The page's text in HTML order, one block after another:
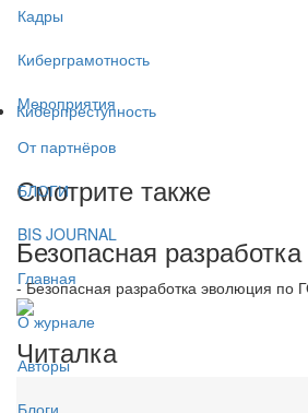
Кадры
Киберграмотность
Мероприятия
От партнёров
БЛОГИ
BIS JOURNAL
Главная
О журнале
Авторы
Блоги
Киберпреступность
Смотрите также
Безопасная разработка
- Безопасная разработка эволюция по
Читалка